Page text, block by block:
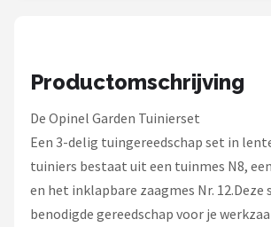
Productomschrijving
De Opinel Garden Tuinierset
Een 3-delig tuingereedschap set in
tuiniers bestaat uit een tuinmes N8,
en het inklapbare zaagmes Nr.
benodigde gereedschap voor je